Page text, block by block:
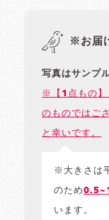
※お届
写真はサンプ
※【1点もの】
のものではご
と幸いです。
※大きさは
のため
います。